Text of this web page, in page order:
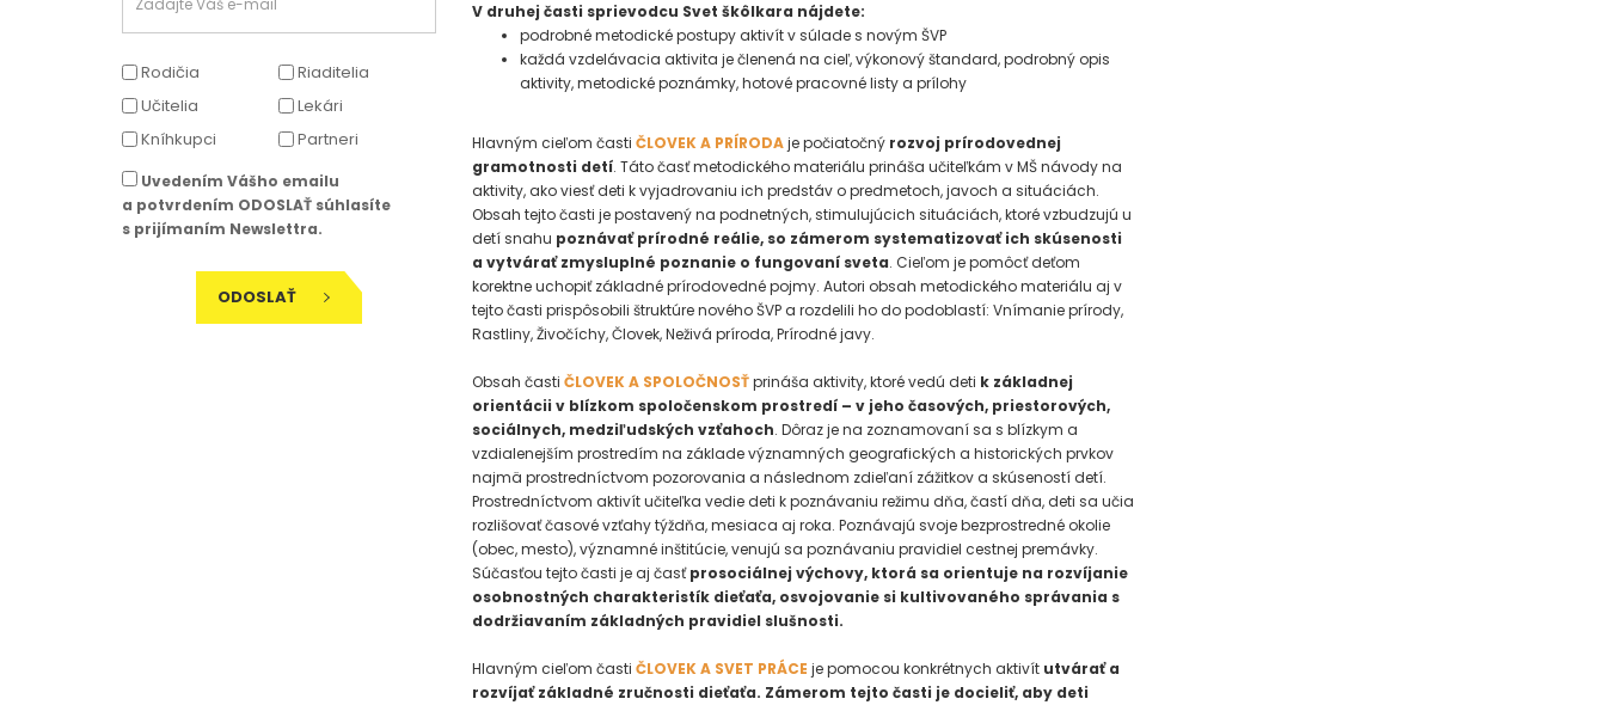
Rodičia
Riaditelia
Učitelia
Lekári
Kníhkupci
Partneri
Uvedením Vášho emailu
a potvrdením ODOSLAŤ súhlasíte
s prijímaním Newslettra.
ODOSLAŤ
V druhej časti sprievodcu Svet škôlkara nájdete:
podrobné metodické postupy aktivít v súlade s novým ŠVP
každá vzdelávacia aktivita je členená na cieľ, výkonový štandard, podrobný opis
aktivity, metodické poznámky, hotové pracovné listy a prílohy
Hlavným cieľom časti ČLOVEK A PRÍRODAje počiatočný rozvoj prírodovednej
gramotnosti detí. Táto časť metodického materiálu prináša učiteľkám v MŠ návody na
aktivity, ako viesť deti k vyjadrovaniu ich predstáv o predmetoch, javoch a situáciách.
Obsah tejto časti je postavený na podnetných, stimulujúcich situáciách, ktoré vzbudzujú u
detí snahu poznávať prírodné reálie, so zámerom systematizovať ich skúsenosti
a vytvárať zmysluplné poznanie o fungovaní sveta. Cieľom je pomôcť deťom
korektne uchopiť základné prírodovedné pojmy. Autori obsah metodického materiálu aj v
tejto časti prispôsobili štruktúre nového ŠVP a rozdelili ho do podoblastí: Vnímanie prírody,
Rastliny, Živočíchy, Človek, Neživá príroda, Prírodné javy.
Obsah časti ČLOVEK A SPOLOČNOSŤprináša aktivity, ktoré vedú deti k základnej
orientácii v blízkom spoločenskom prostredí – v jeho časových, priestorových,
sociálnych, medziľudských vzťahoch. Dôraz je na zoznamovaní sa s blízkym a
vzdialenejším prostredím na základe významných geografických a historických prvkov
najmä prostredníctvom pozorovania a následnom zdieľaní zážitkov a skúseností detí.
Prostredníctvom aktivít učiteľka vedie deti k poznávaniu režimu dňa, častí dňa, deti sa učia
rozlišovať časové vzťahy týždňa, mesiaca aj roka. Poznávajú svoje bezprostredné okolie
(obec, mesto), významné inštitúcie, venujú sa poznávaniu pravidiel cestnej premávky.
Súčasťou tejto časti je aj časťprosociálnej výchovy, ktorá sa orientuje na rozvíjanie
osobnostných charakteristík dieťaťa, osvojovanie si kultivovaného správania s
dodržiavaním základných pravidiel slušnosti.
Hlavným cieľom časti ČLOVEK A SVET PRÁCE je pomocou konkrétnych aktivítutvárať a
rozvíjať základné zručnosti dieťaťa. Zámerom tejto časti je docieliť, aby deti